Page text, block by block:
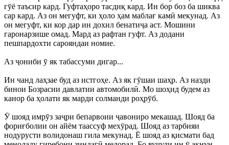
гӯё таъсир кард. Гуфтаҳоро тасдиқ кард. Ин бор боз ба шиква
сар кард. Аз он мегуфт, ки ҳоло ҳам маблағ камӣ мекунад. Аз
он мегуфт, ки кор дар ин дохил бенатиҷа аст. Мошини
гаронарзише омад. Мард аз рафтан гуфт. Аз додани
пешпардохти сарояндаи номие.
Аз ҷониби ӯ як табассуми дигар...
Ин чанд лаҳзае буд аз истгоҳе. Аз як гӯшаи шаҳр. Аз назди
бинои Бозрасии давлатии автомобилӣ. Мо шоҳид будем аз
канор ба ҳолати як марди солманди роҳрӯб.
Ӯ шояд имрӯз заҷри бепарвоии ҷавониро мекашад. Шояд ба
фориғболии он айём таассуф мехӯрад. Шояд аз тарбияи
нодурусти волидонаш гила мекунад. Ё шояд аз қисмати бад